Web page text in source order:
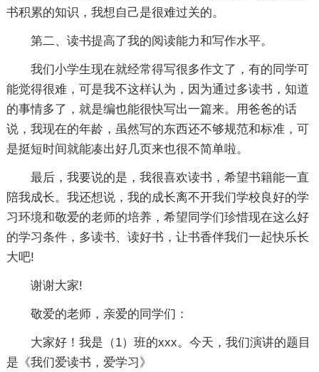
书积累的知识，我想自己是很难过关的。
第二、读书提高了我的阅读能力和写作水平。
我们小学生现在就经常得写很多作文了，有的同学可
能觉得很难，可是我不这样认为，因为通过多读书，知道
的事情多了，就是编也能很快写出一篇来。用爸爸的话
说，我现在的年龄，虽然写的东西还不够规范和标准，可
是挺短时间就能凑出好几页来也很不简单啦。
最后，我要说的是，我很喜欢读书，希望书籍能一直
陪我成长。我还想说，我的成长离不开我们学校良好的学
习环境和敬爱的老师的培养，希望同学们珍惜现在这么好
的学习条件，多读书、读好书，让书香伴我们一起快乐长
大吧!
谢谢大家!
敬爱的老师，亲爱的同学们：
大家好！我是（1）班的xxx。今天，我们演讲的题目
是《我们爱读书，爱学习》